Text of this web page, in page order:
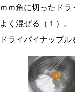
ｍ角に切ったドラ
く混ぜる（１）。
ライパイナップ